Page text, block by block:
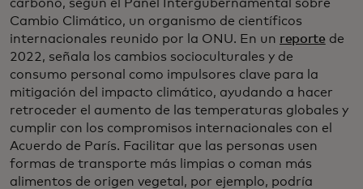
carbono, según el Panel Intergubernamental sobre
Cambio Climático, un organismo de científicos
internacionales reunido por la ONU. En un reporte de
2022, señala los cambios socioculturales y de
consumo personal como impulsores clave para la
mitigación del impacto climático, ayudando a hacer
retroceder el aumento de las temperaturas globales y
cumplir con los compromisos internacionales con el
Acuerdo de París. Facilitar que las personas usen
formas de transporte más limpias o coman más
alimentos de origen vegetal, por ejemplo, podría